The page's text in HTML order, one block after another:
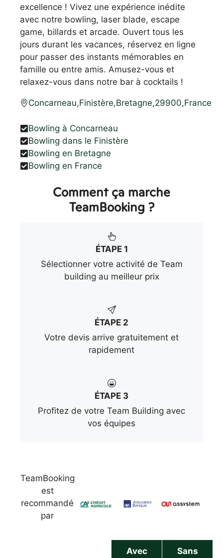
excellence ! Vivez une expérience inédite
avec notre bowling, laser blade, escape
game, billards et arcade. Ouvert tous les
jours durant les vacances, réservez en ligne
pour passer des instants mémorables en
famille ou entre amis. Amusez-vous et
relaxez-vous dans notre bar à cocktails !
Concarneau,Finistère,Bretagne,29900,France
Bowling à Concarneau
Bowling dans le Finistère
Bowling en Bretagne
Bowling en France
Comment ça marche
TeamBooking ?
ÉTAPE 1
Sélectionner votre activité de Team
building au meilleur prix
ÉTAPE 2
Votre devis arrive gratuitement et
rapidement
ÉTAPE 3
Profitez de votre Team Building avec
vos équipes
TeamBooking
est
recommandé
par
Avec
Sans